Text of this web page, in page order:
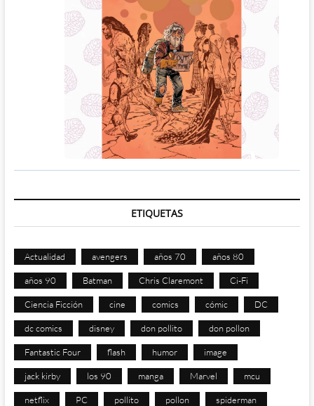
ETIQUETAS
Actualidad avengers años 70 años 80
años 90 Batman Chris Claremont Ci-Fi
Ciencia Ficción cine comics cómic DC
dc comics disney don pollito don pollon
Fantastic Four flash humor image
jack kirby los 90 manga Marvel mcu
netflix PC pollito pollon spiderman